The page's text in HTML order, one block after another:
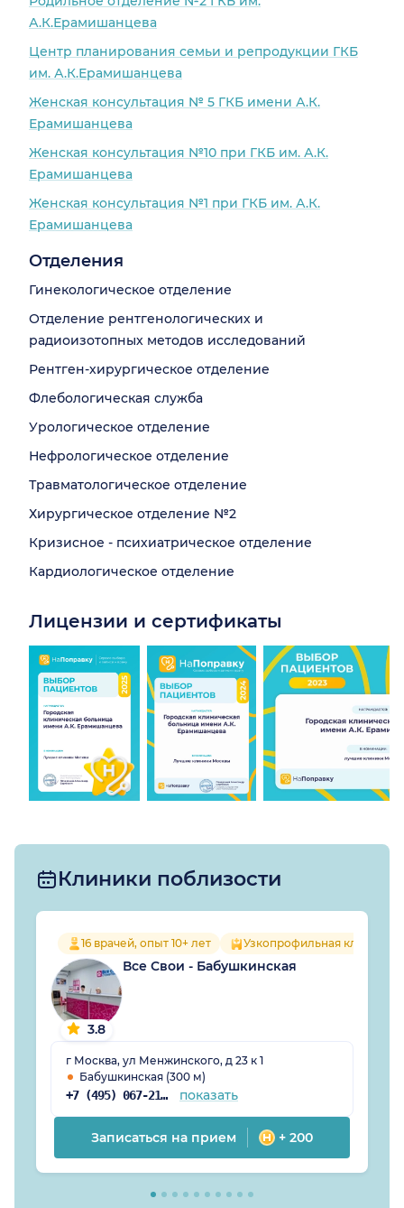
А.К.Ерамишанцева
Центр планирования семьи и репродукции ГКБ
им. А.К.Ерамишанцева
Женская консультация № 5 ГКБ имени А.К.
Ерамишанцева
Женская консультация №10 при ГКБ им. А.К.
Ерамишанцева
Женская консультация №1 при ГКБ им. А.К.
Ерамишанцева
Отделения
Гинекологическое отделение
Отделение рентгенологических и
радиоизотопных методов исследований
Рентген-хирургическое отделение
Флебологическая служба
Урологическое отделение
Нефрологическое отделение
Травматологическое отделение
Хирургическое отделение №2
Кризисное - психиатрическое отделение
Кардиологическое отделение
Лицензии и сертификаты
Клиники поблизости
16 врачей, опыт 10+ лет Узкопрофильная клиника
3.8
Все Свои - Бабушкинская
г Москва, ул Менжинского, д 23 к 1
Бабушкинская (300 м)
+7 (495) 067-21-25 показать
Записаться на прием + 200